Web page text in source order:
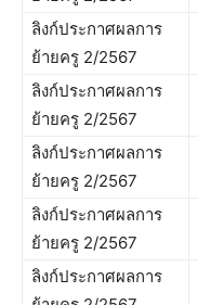
ลิงก์ประกาศผลการ
ย้ายครู 2/2567
ลิงก์ประกาศผลการ
ย้ายครู 2/2567
ลิงก์ประกาศผลการ
ย้ายครู 2/2567
ลิงก์ประกาศผลการ
ย้ายครู 2/2567
ลิงก์ประกาศผลการ